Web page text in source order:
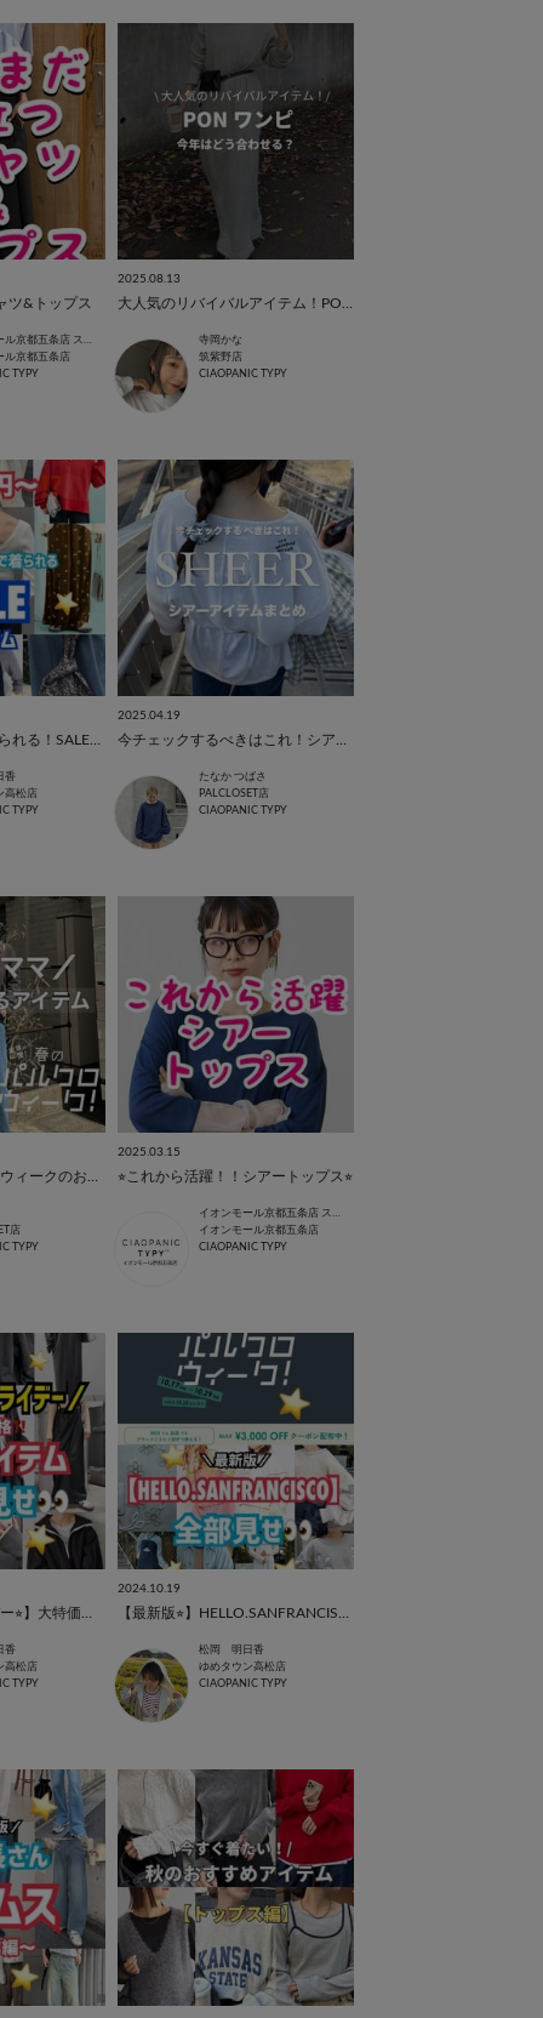
ツ&トップス
イオンモール京都五条店 スタッフ
ル京都五条店
TYPY
2025.08.13
寺岡かな
筑紫野店
CIAOPANIC TYPY
香
高松店
TYPY
2025.04.19
たなか つばさ
PALCLOSET店
CIAOPANIC TYPY
店
TYPY
2025.03.15
⭐︎これから活躍！！シアートップス⭐︎
イオンモール京都五条店 スタッフ
イオンモール京都五条店
CIAOPANIC TYPY
香
高松店
TYPY
2024.10.19
松岡 明日香
ゆめタウン高松店
CIAOPANIC TYPY